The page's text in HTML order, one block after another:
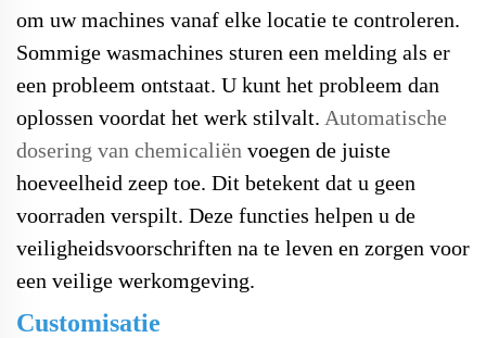
om uw machines vanaf elke locatie te controleren.
Sommige wasmachines sturen een melding als er
een probleem ontstaat. U kunt het probleem dan
oplossen voordat het werk stilvalt. Automatische
dosering van chemicaliën voegen de juiste
hoeveelheid zeep toe. Dit betekent dat u geen
voorraden verspilt. Deze functies helpen u de
veiligheidsvoorschriften na te leven en zorgen voor
een veilige werkomgeving.
Customisatie